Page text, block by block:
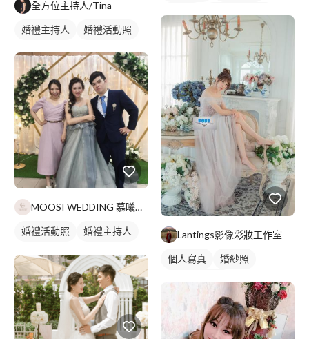
全方位主持人/Tina
婚禮主持人 婚禮活動照
MOOSI WEDDING 慕曦婚禮統籌顧問
婚禮活動照
婚禮主持人
Lantings影像彩妝工作室
個人寫真
婚紗照
婚禮動態錄影
婚禮平面攝影